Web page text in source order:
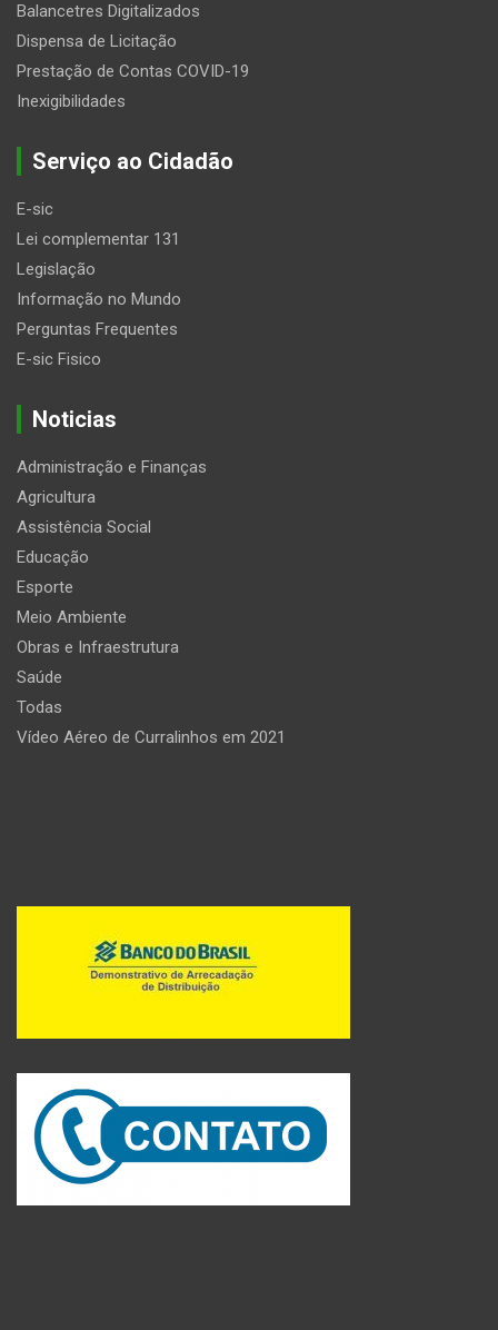
Balancetres Digitalizados
Dispensa de Licitação
Prestação de Contas COVID-19
Inexigibilidades
Serviço ao Cidadão
E-sic
Lei complementar 131
Legislação
Informação no Mundo
Perguntas Frequentes
E-sic Fisico
Noticias
Administração e Finanças
Agricultura
Assistência Social
Educação
Esporte
Meio Ambiente
Obras e Infraestrutura
Saúde
Todas
Vídeo Aéreo de Curralinhos em 2021